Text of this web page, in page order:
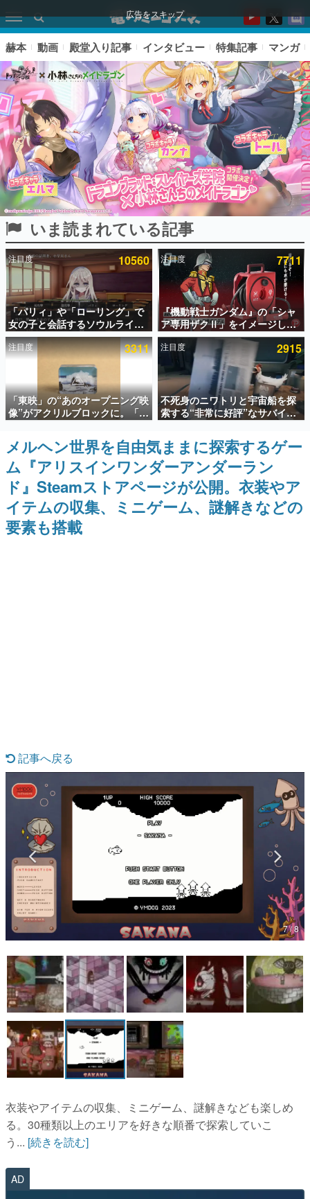
広告をスキップ
ピックアップ
電ファミのいま読まれている記事ランキング
アプリセール情報
インタビュー
連載・特集一覧
殿堂入り記事
SNS拡散数が数千以上！ ページビュー数万以上！ などな
ど。多くの人々に読まれた、電ファミ渾身の“殿堂入り”記
事をまとめました。
ゲームの企画書
名作ゲームクリエイターの方々に製作時のエピソードをお
聞きし、ヒットする企画（ゲーム）とは何か？を探ってい
きます。
赫本
この物語を解いてはいけない。『赫本』は、〈試験問題〉
の形をした短編ホラー小説集です。
なんでゲームは面白い？
ゲーム開発者・hamatsu氏がゲームの魅力を画面や操作の
具体的な形から解き明かしていく、硬派で骨太な評論連載
です。
ゲームが変えた日本語
「経験値」「裏技」「ラスボス」… ゲームにまつわる言葉
の起源や用法の変遷を、コンピューター文化史研究家・タ
イニーP氏が徹底調査。
カテゴリ
特集記事
マンガ
女性向け
アプリレビュー
その他
電ファミニコゲーマーとは？
運営：株式会社マレ
赫本 動画 殿堂入り記事 インタビュー 特集記事 マンガ
いま読まれている記事
注目度 10560
「パリィ」や「ローリング」で
女の子と会話するソウルライク
恋愛ゲーム『小早川さんはソウ
ルライク』無料公開。返事に失
敗すると「YOU DIED」
注目度 7711
『機動戦士ガンダム』の「シャ
ア専用ザクⅡ」をイメージした
散水ホースリールが予約開始。
本体にはシャアのパーソナルマ
ークやジオン公国軍のエンブレ
ム、型式番号などを配置
注目度 3311
「東映」の“あのオープニング映
像”がアクリルブロックに。「東
映ヒストリカル グッズコレクシ
ョン」が8月下旬より発売
注目度 2915
不死身のニワトリと宇宙船を探
索する“非常に好評”なサバイバ
ルゲーム『Breathedge』が無
料で配布中。入手できる期間は8
月10日まで
メルヘン世界を自由気ままに探索するゲー
ム『アリスインワンダーアンダーラン
ド』Steamストアページが公開。衣装やア
イテムの収集、ミニゲーム、謎解きなどの
要素も搭載
記事へ戻る
7 / 8
衣装やアイテムの収集、ミニゲーム、謎解きなども楽しめ
る。30種類以上のエリアを好きな順番で探索していこ
う... [続きを読む]
AD